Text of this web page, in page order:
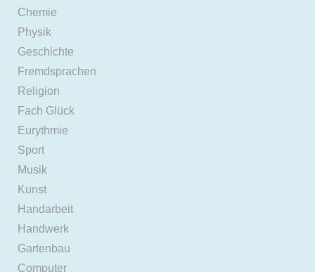
Chemie
Physik
Geschichte
Fremdsprachen
Religion
Fach Glück
Eurythmie
Sport
Musik
Kunst
Handarbeit
Handwerk
Gartenbau
Computer